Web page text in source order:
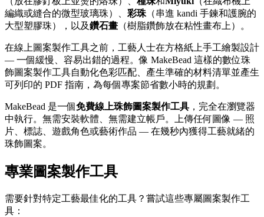
編織或縫合的微型玻璃珠）、 彩珠 （串進 kandi 手鍊和護腕的
大型塑膠珠），以及鑽石畫 （樹脂鑽飾放在粘性畫布上）。
在線上圖案製作工具之前，工藝人士在方格紙上手工繪製設計
— 一個緩慢、容易出錯的過程。像 MakeBead 這樣的數位珠
飾圖案製作工具自動化色彩匹配、產生準確的材料清單並產生
可列印的 PDF 指南，為每個專案節省數小時的規劃。
MakeBead 是一個免費線上珠飾圖案製作工具 ，完全在瀏覽器
中執行。無需安裝軟體、無需建立帳戶。上傳任何圖像 — 照
片、標誌、遊戲角色或藝術作品 — 在幾秒內獲得工藝就緒的
珠飾圖案。
專業圖案製作工具
需要針對特定工藝最佳化的工具？嘗試這些專屬圖案製作工
具：